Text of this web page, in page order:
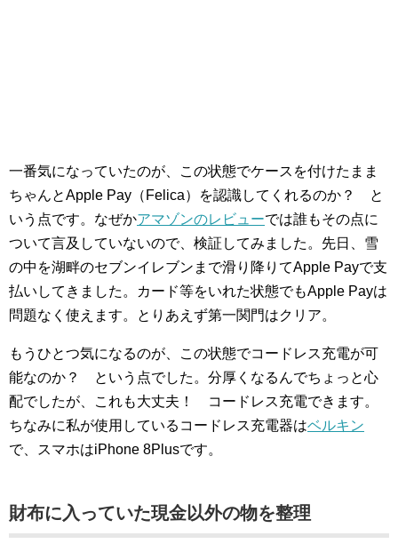
一番気になっていたのが、この状態でケースを付けたまま
ちゃんとApple Pay（Felica）を認識してくれるのか？ と
いう点です。なぜかアマゾンのレビューでは誰もその点に
ついて言及していないので、検証してみました。先日、雪
の中を湖畔のセブンイレブンまで滑り降りてApple Payで支
払いしてきました。カード等をいれた状態でもApple Payは
問題なく使えます。とりあえず第一関門はクリア。
もうひとつ気になるのが、この状態でコードレス充電が可
能なのか？ という点でした。分厚くなるんでちょっと心
配でしたが、これも大丈夫！ コードレス充電できます。
ちなみに私が使用しているコードレス充電器はベルキン
で、スマホはiPhone 8Plusです。
財布に入っていた現金以外の物を整理